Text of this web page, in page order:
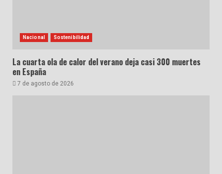
Nacional Sostenibilidad
La cuarta ola de calor del verano deja casi 300 muertes
en España
7 de agosto de 2026